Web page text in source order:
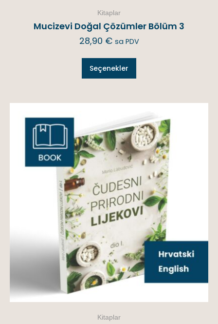
Kitaplar
Mucizevi Doğal Çözümler Bölüm 3
28,90 € sa PDV
Seçenekler
Kitaplar